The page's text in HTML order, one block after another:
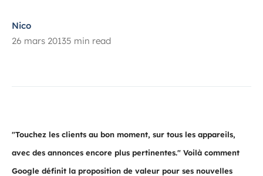
Nico
26 mars 20135 min read
"Touchez les clients au bon moment, sur tous les appareils,
avec des annonces encore plus pertinentes." Voilà comment
Google définit la proposition de valeur pour ses nouvelles